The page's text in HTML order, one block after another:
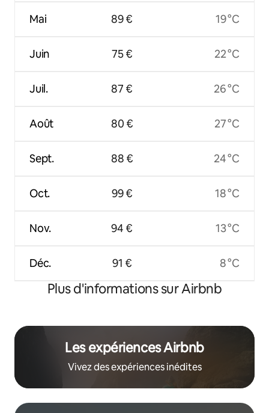
Mai
Juin
Juil.
Août
Sept.
Oct.
Nov.
Déc.
89 €
75 €
87 €
80 €
88 €
99 €
94 €
91 €
19 °C
22 °C
26 °C
27 °C
24 °C
18 °C
13 °C
8 °C
Plus d'informations sur Airbnb
Les expériences Airbnb
Vivez des expériences inédites